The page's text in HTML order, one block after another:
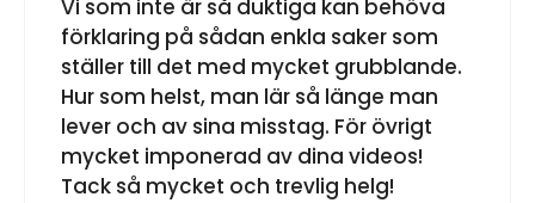
Vi som inte är så duktiga kan behöva
förklaring på sådan enkla saker som
ställer till det med mycket grubblande.
Hur som helst, man lär så länge man
lever och av sina misstag. För övrigt
mycket imponerad av dina videos!
Tack så mycket och trevlig helg!